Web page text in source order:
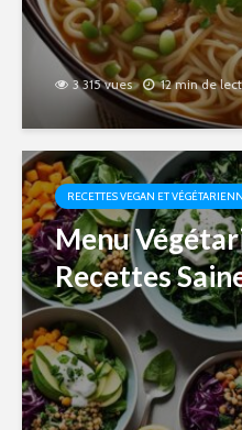
3 315 vues 12 min de
RECETTES VEGAN ET
Menu
Recettes